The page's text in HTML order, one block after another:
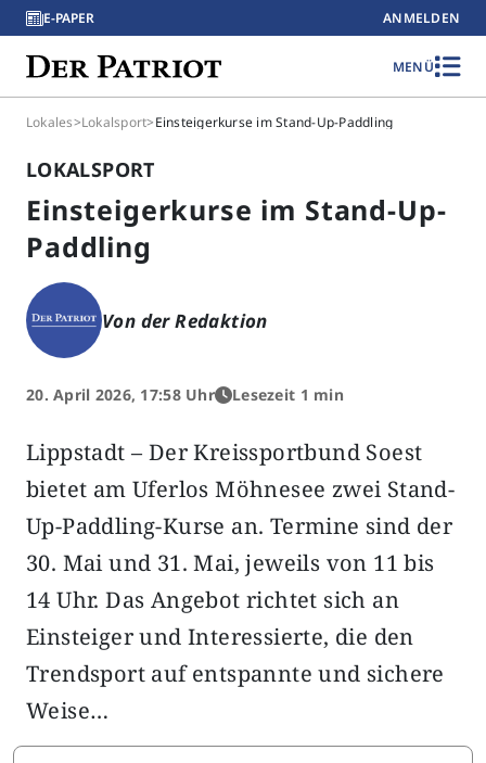
E-PAPER ANMELDEN
MENÜ
Lokales>Lokalsport>Einsteigerkurse im Stand-Up-Paddling
LOKALSPORT
Einsteigerkurse im Stand-Up-
Paddling
Von der Redaktion
20. April 2026, 17:58 Uhr Lesezeit 1 min
Lippstadt – Der Kreissportbund Soest
bietet am Uferlos Möhnesee zwei Stand-
Up-Paddling-Kurse an. Termine sind der
30. Mai und 31. Mai, jeweils von 11 bis
14 Uhr. Das Angebot richtet sich an
Einsteiger und Interessierte, die den
Trendsport auf entspannte und sichere
Weise…